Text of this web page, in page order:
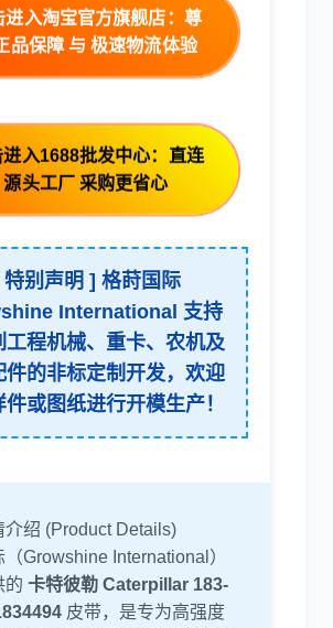
川崎
进入淘宝官方旗舰店：尊
品保障 与 极速物流体验
进入1688批发中心：直连
源头工厂 采购更省心
特别声明 ] 格莳国际
International 支持
工程机械、重卡、农机及
件的非标定制开发，欢迎
或图纸进行开模生产！
介绍 (Product Details)
Growshine International）
的 卡特彼勒 Caterpillar 183-
皮带，是专为高强度